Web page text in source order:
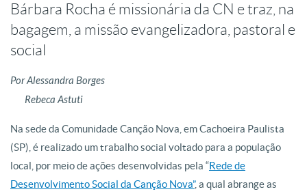
Bárbara Rocha é missionária da CN e traz, na
bagagem, a missão evangelizadora, pastoral e
social
Por Alessandra Borges
Rebeca Astuti
Na sede da Comunidade Canção Nova, em Cachoeira Paulista
(SP), é realizado um trabalho social voltado para a população
local, por meio de ações desenvolvidas pela “Rede de
Desenvolvimento Social da Canção Nova”, a qual abrange as